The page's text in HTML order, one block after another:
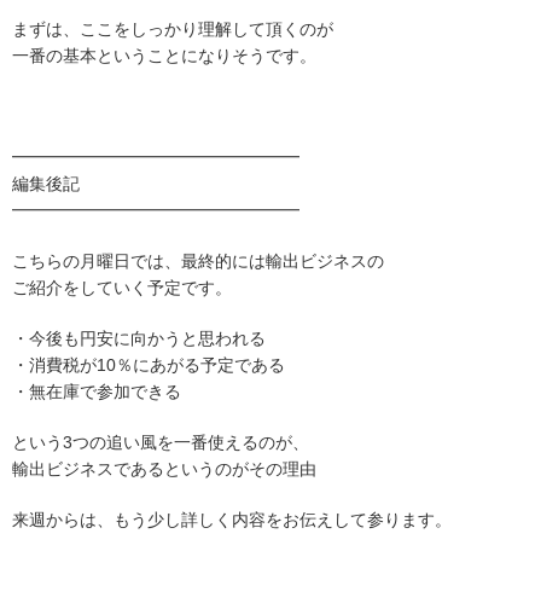
まずは、ここをしっかり理解して頂くのが
一番の基本ということになりそうです。
━━━━━━━━━━━━━━━━━
編集後記
━━━━━━━━━━━━━━━━━
こちらの月曜日では、最終的には輸出ビジネスの
ご紹介をしていく予定です。
・今後も円安に向かうと思われる
・消費税が10％にあがる予定である
・無在庫で参加できる
という3つの追い風を一番使えるのが、
輸出ビジネスであるというのがその理由
来週からは、もう少し詳しく内容をお伝えして参ります。